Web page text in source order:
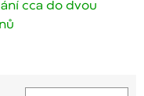
cca do dvou